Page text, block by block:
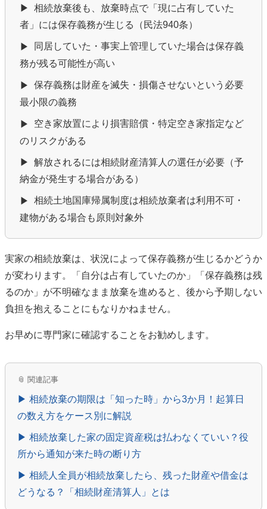
▶
相続放棄後も、放棄時点で「現に占有していた
者」には保存義務が生じる（民法940条）
▶
同居していた・事実上管理していた場合は保存義
務が残る可能性が高い
▶
保存義務は財産を滅失・損傷させないという必要
最小限の義務
▶
空き家放置により損害賠償・特定空き家指定など
のリスクがある
▶
解放されるには相続財産清算人の選任が必要（予
納金が発生する場合がある）
▶
相続土地国庫帰属制度は相続放棄者は利用不可・
建物がある場合も原則対象外
実家の相続放棄は、状況によって保存義務が生じるかどうか
が変わります。「自分は占有していたのか」「保存義務は残
るのか」が不明確なまま放棄を進めると、後から予期しない
負担を抱えることにもなりかねません。
お早めに専門家に確認することをお勧めします。
📎 関連記事
▶ 相続放棄の期限は「知った時」から3か月！起算日
の数え方をケース別に解説
▶ 相続放棄した家の固定資産税は払わなくていい？役
所から通知が来た時の断り方
▶ 相続人全員が相続放棄したら、残った財産や借金は
どうなる？「相続財産清算人」とは